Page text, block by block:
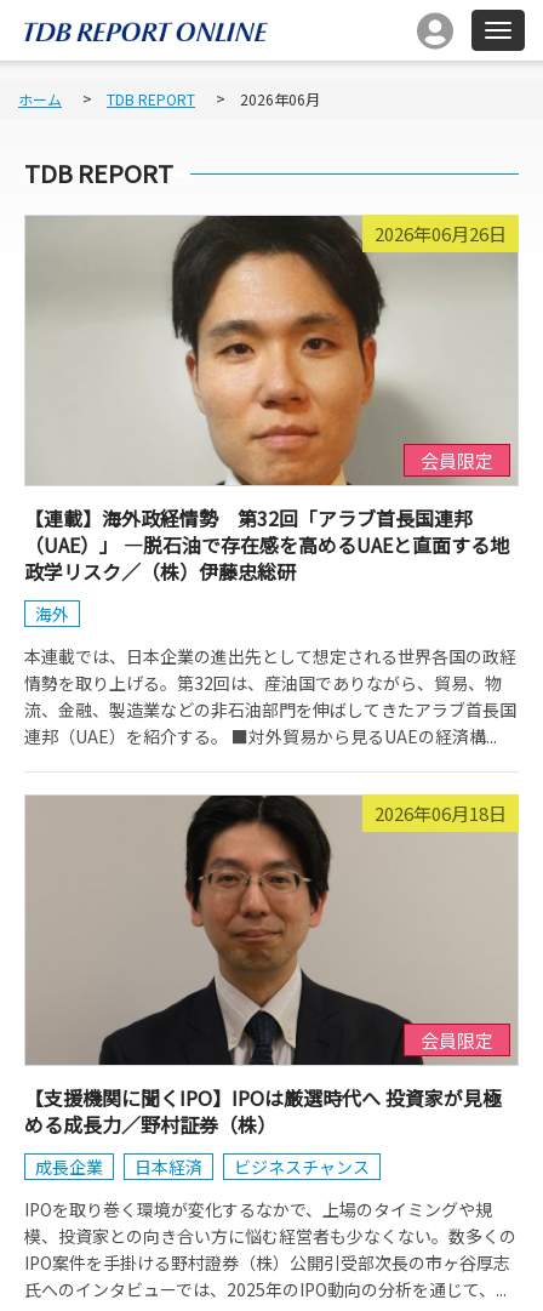
ホーム TDB REPORT 2026年06月
TDB REPORT
2026年06月26日
会員限定
【連載】海外政経情勢 第32回「アラブ首長国連邦
（UAE）」 ―脱石油で存在感を高めるUAEと直面する地
政学リスク／（株）伊藤忠総研
海外
本連載では、日本企業の進出先として想定される世界各国の政経
情勢を取り上げる。第32回は、産油国でありながら、貿易、物
流、金融、製造業などの非石油部門を伸ばしてきたアラブ首長国
連邦（UAE）を紹介する。 ■対外貿易から見るUAEの経済構...
2026年06月18日
会員限定
【支援機関に聞くIPO】IPOは厳選時代へ 投資家が見極
める成長力／野村証券（株）
成長企業 日本経済
ビジネスチャンス
IPOを取り巻く環境が変化するなかで、上場のタイミングや規
模、投資家との向き合い方に悩む経営者も少なくない。数多くの
IPO案件を手掛ける野村證券（株）公開引受部次長の市ヶ谷厚志
氏へのインタビューでは、2025年のIPO動向の分析を通じて、...